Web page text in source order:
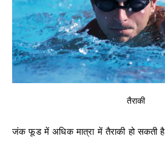
तैराकी
जंक फूड में अधिक मात्रा में तैराकी हो सकती